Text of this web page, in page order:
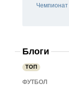
Чемпионат
Блоги
ТОП
ФУТБОЛ